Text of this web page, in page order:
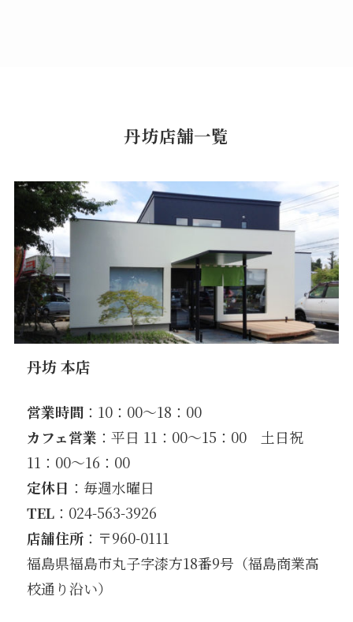
丹坊店舗一覧
丹坊 本店
営業時間 ：10：00〜18：00
カフェ営業 ：平日 11：00〜15：00 土日祝
11：00～16：00
定休日 ：毎週水曜日
TEL ：024-563-3926
店舗住所 ：〒960-0111
福島県福島市丸子字漆方18番9号（福島商業高
校通り沿い）